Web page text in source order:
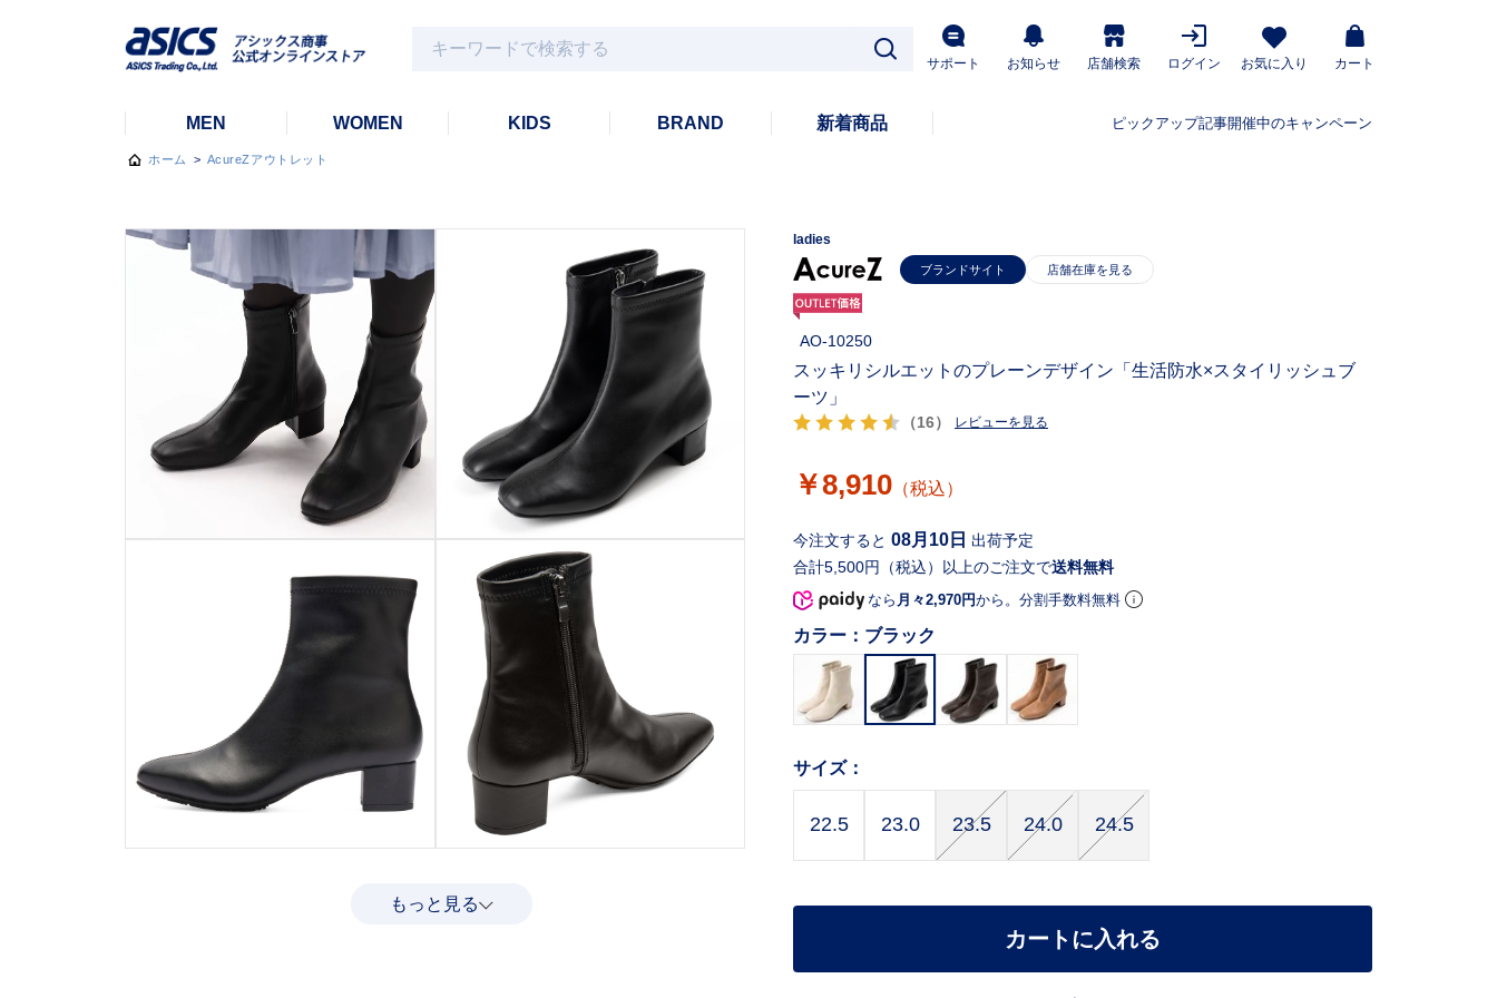
サポート お知らせ 店舗検索 ログイン お気に入り カート
MEN WOMEN KIDS BRAND 新着商品 ピックアップ記事開催中のキャンペーン
ホーム > AcureZアウトレット
もっと見る
ladies
ブランドサイト
AO-10250
（16） レビューを見る
スッキリシルエットのプレーンデザイン「生活防水×スタイリッシュブ
ーツ」
￥8,910 （税込）
合計5,500円（税込）以上のご注文で送料無料
今注文すると 08月10日 出荷予定
なら 月々2,970円から。分割手数料無料
カラー： ブラック
サイズ：
22.5 23.0 23.5 24.0 24.5
カートに入れる